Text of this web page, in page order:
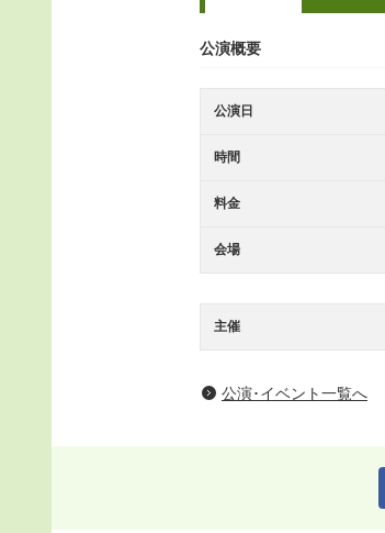
公演概要
公演日
時間
料金
会場
主催
公演･イベント一覧へ